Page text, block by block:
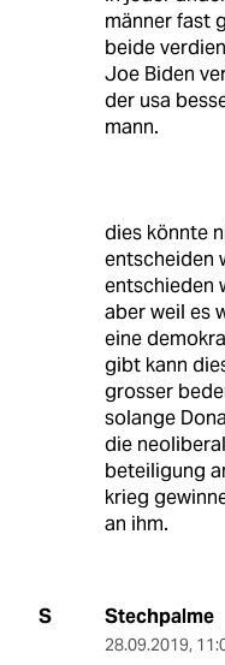
männer fast
beide
Joe Biden
der usa
mann.
dies könnte
entscheiden
entschieden
aber weil es
eine
gibt kann
grosser
solange
die
beteiligung
krieg
an ihm.
S Stechpalme
28.09.2019,